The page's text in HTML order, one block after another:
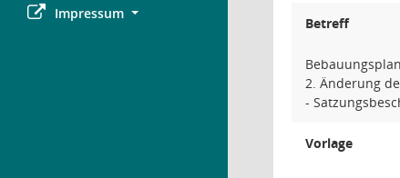
Impressum
Betreff
2. Änderung
-
Vorlage